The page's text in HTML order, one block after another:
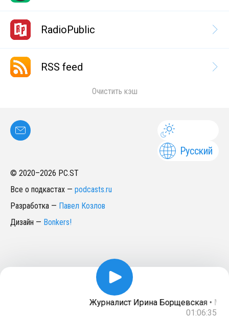
RadioPublic
RSS feed
Очистить кэш
Русский
© 2020–2026 PC.ST
Все о подкастах — podcasts.ru
Разработка — Павел Козлов
Дизайн — Bonkers!
Журналист Ирина Борщевская •
01:06:35